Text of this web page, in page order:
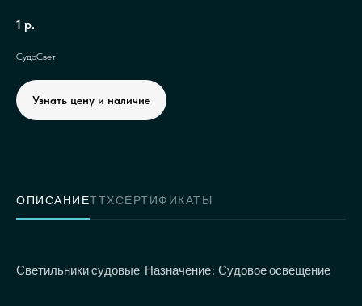
1 р.
СудоСвет
Узнать цену и наличие
ОПИСАНИЕТТХСЕРТИФИКАТЫ
Светильники судовые. Назначение: Судовое освещение